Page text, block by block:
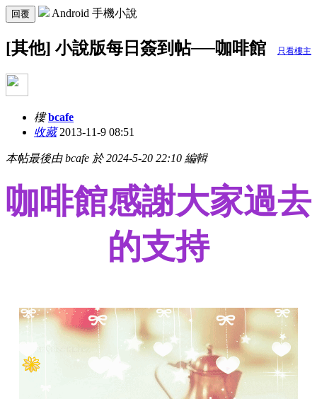
回覆 Android 手機小說
[其他] 小說版每日簽到帖──咖啡館 只看樓主
樓 bcafe
收藏2013-11-9 08:51
本帖最後由 bcafe 於 2024-5-20 22:10 編輯
咖啡館感謝大家過去
的支持